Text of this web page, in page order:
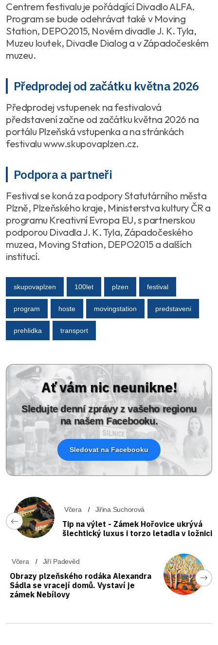
Centrem festivalu je pořádající Divadlo ALFA.
Program se bude odehrávat také v Moving
Station, DEPO2015, Novém divadle J. K. Tyla,
Muzeu loutek, Divadle Dialog a v Západočeském
muzeu.
Předprodej od začátku května 2026
Předprodej vstupenek na festivalová
představení začne od začátku května 2026 na
portálu Plzeňská vstupenka a na stránkách
festivalu www.skupovaplzen.cz.
Podpora a partneři
Festival se koná za podpory Statutárního města
Plzně, Plzeňského kraje, Ministerstva kultury ČR a
programu Kreativní Evropa EU, s partnerskou
podporou Divadla J. K. Tyla, Západočeského
muzea, Moving Station, DEPO2015 a dalších
institucí.
skupovaplzen 100let plzen festival
program hoste movingstation predstaveni
prehlidka transport
Ať vám nic neunikne!
Sledujte denní zprávy z vašeho regionu
na našem Facebooku.
Sledovat na Facebooku
Včera Jiřina Suchorová
Tip na výlet - Zámek Hořovice ukrývá
šlechtický luxus i torzo letadla v ložnici
Včera Jiří Padevěd
Obrazy plzeňského rodáka Alexandra
Sádla se vracejí domů. Vystaví je
zámek Nebílovy